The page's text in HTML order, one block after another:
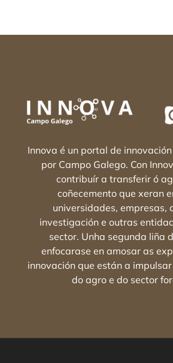
Innova é un portal de
por Campo Galego. Con
contribuír a transferir ó
coñecemento que xeran
universidades, empresas,
investigación e outras
sector. Unha segunda liña
enfocarase en amosar as
innovación que están a
do agro e do sector